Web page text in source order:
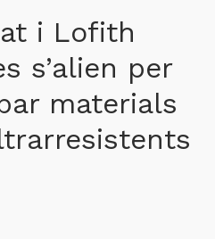
i Lofith
s’alien per
materials